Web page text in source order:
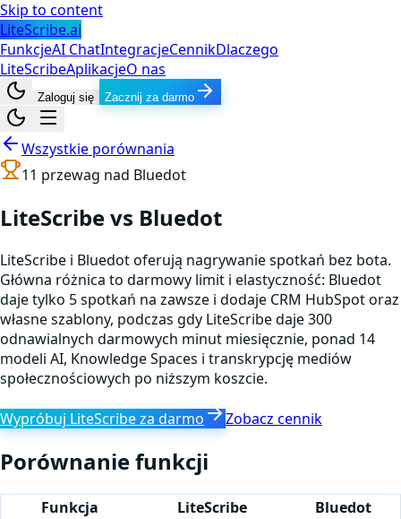
Skip to content
LiteScribe.ai
FunkcjeAI ChatIntegracjeCennikDlaczego
LiteScribeAplikacjeO nas
Zaloguj się Zacznij za darmo
Wszystkie porównania
11 przewag nad Bluedot
LiteScribe vs Bluedot
LiteScribe i Bluedot oferują nagrywanie spotkań bez bota.
Główna różnica to darmowy limit i elastyczność: Bluedot
daje tylko 5 spotkań na zawsze i dodaje CRM HubSpot oraz
własne szablony, podczas gdy LiteScribe daje 300
odnawialnych darmowych minut miesięcznie, ponad 14
modeli AI, Knowledge Spaces i transkrypcję mediów
społecznościowych po niższym koszcie.
Wypróbuj LiteScribe za darmo Zobacz cennik
Porównanie funkcji
Funkcja LiteScribe
Bluedot